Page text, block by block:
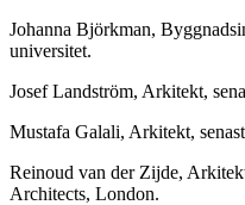
Johanna Björkman,
universitet.
Josef Landström, Arkitekt,
Mustafa Galali, Arkitekt,
Reinoud van der Zijde,
Architects, London.